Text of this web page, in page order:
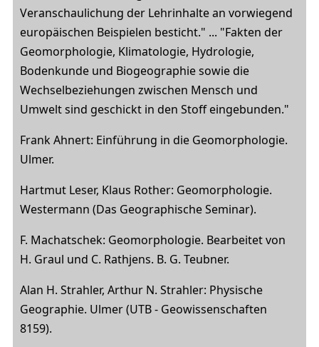
Veranschaulichung der Lehrinhalte an vorwiegend
europäischen Beispielen besticht." ... "Fakten der
Geomorphologie, Klimatologie, Hydrologie,
Bodenkunde und Biogeographie sowie die
Wechselbeziehungen zwischen Mensch und
Umwelt sind geschickt in den Stoff eingebunden."
Frank Ahnert: Einführung in die Geomorphologie.
Ulmer.
Hartmut Leser, Klaus Rother: Geomorphologie.
Westermann (Das Geographische Seminar).
F. Machatschek: Geomorphologie. Bearbeitet von
H. Graul und C. Rathjens. B. G. Teubner.
Alan H. Strahler, Arthur N. Strahler: Physische
Geographie. Ulmer (UTB - Geowissenschaften
8159).